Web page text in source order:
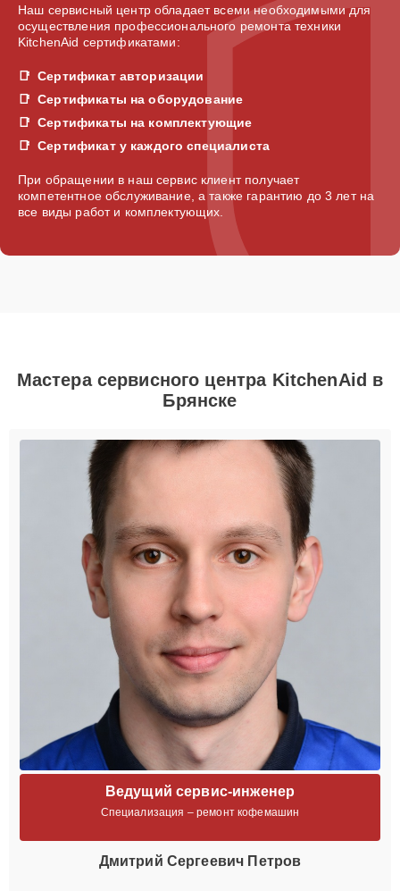
Наш сервисный центр обладает всеми необходимыми для
осуществления профессионального ремонта техники
KitchenAid сертификатами:
Сертификат авторизации
Сертификаты на оборудование
Сертификаты на комплектующие
Сертификат у каждого специалиста
При обращении в наш сервис клиент получает
компетентное обслуживание, а также гарантию до 3 лет на
все виды работ и комплектующих.
Мастера сервисного центра KitchenAid в
Брянске
Ведущий сервис-инженер
Специализация – ремонт кофемашин
Дмитрий Сергеевич Петров